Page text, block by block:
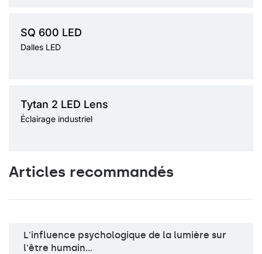
Type de diffuseur
transparent
SQ 600 LED
Dalles LED
couleur
3000K, 4000K
Type de diffuseur
OPALE, PRM
Tytan 2 LED Lens
Éclairage industriel
couleur
4000K
Type de diffuseur
Articles recommandés
L'influence psychologique de la lumière sur
l'être humain…